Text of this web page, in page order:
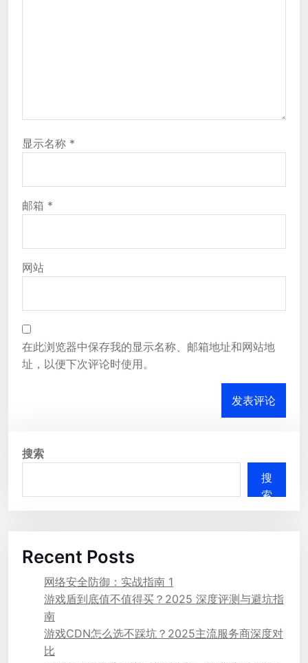
显示名称 *
邮箱 *
网站
在此浏览器中保存我的显示名称、邮箱地址和网站地
址，以便下次评论时使用。
搜索
搜
索
Recent Posts
网络安全防御：实战指南 1
游戏盾到底值不值得买？2025 深度评测与避坑指
南
游戏CDN怎么选不踩坑？2025主流服务商深度对
比